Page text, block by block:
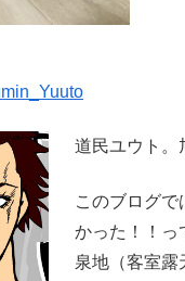
道民ユウト。
このブログで
かった！！っ
泉地（客室露